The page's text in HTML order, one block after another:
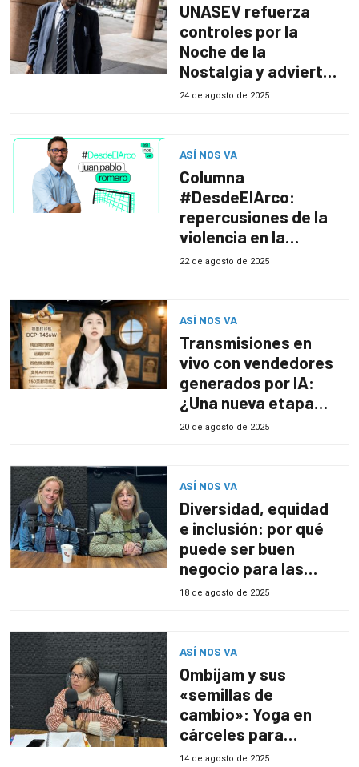
UNASEV refuerza
controles por la
Noche de la
Nostalgia y advierte
sobre uso del celular
24 de agosto de 2025
ASÍ NOS VA
Columna
#DesdeElArco:
repercusiones de la
violencia en la
Sudamericana y la
22 de agosto de 2025
ASÍ NOS VA
Transmisiones en
vivo con vendedores
generados por IA:
¿Una nueva etapa
del comercio
20 de agosto de 2025
ASÍ NOS VA
Diversidad, equidad
e inclusión: por qué
puede ser buen
negocio para las
empresas
18 de agosto de 2025
ASÍ NOS VA
Ombijam y sus
«semillas de
cambio»: Yoga en
cárceles para
trabajar en
14 de agosto de 2025